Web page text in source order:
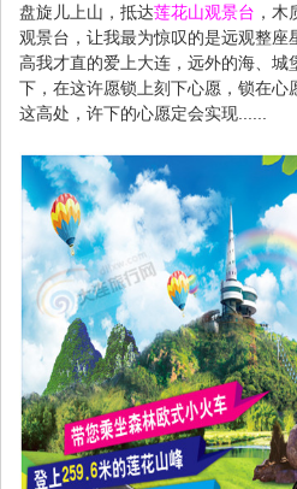
盘旋儿上山，抵达莲花山观景台 ，
观景台，让我最为惊叹的是远观整座
高我才直的爱上大连，远外的海、城
下，在这许愿锁上刻下心愿，锁在心
这高处，许下的心愿定会实现......